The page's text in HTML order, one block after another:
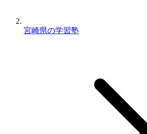
宮崎県の学習塾